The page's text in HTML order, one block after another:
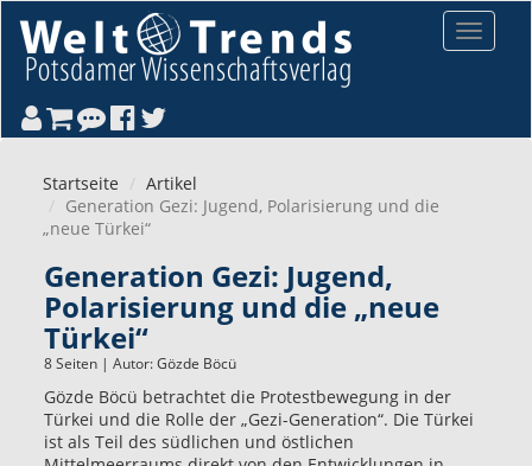
Toggle
Startseite
Artikel
Generation Gezi: Jugend, Polarisierung und die
„neue Türkei“
Generation Gezi: Jugend,
Polarisierung und die „neue
Türkei“
8 Seiten | Autor:Gözde Böcü
Gözde Böcü betrachtet die Protestbewegung in der
Türkei und die Rolle der „Gezi-Generation“. Die Türkei
ist als Teil des südlichen und östlichen